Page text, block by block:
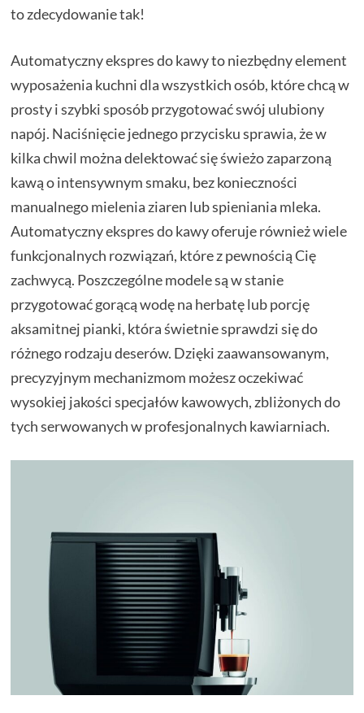
to zdecydowanie tak!
Automatyczny ekspres do kawy to niezbędny element
wyposażenia kuchni dla wszystkich osób, które chcą w
prosty i szybki sposób przygotować swój ulubiony
napój. Naciśnięcie jednego przycisku sprawia, że w
kilka chwil można delektować się świeżo zaparzoną
kawą o intensywnym smaku, bez konieczności
manualnego mielenia ziaren lub spieniania mleka.
Automatyczny ekspres do kawy oferuje również wiele
funkcjonalnych rozwiązań, które z pewnością Cię
zachwycą. Poszczególne modele są w stanie
przygotować gorącą wodę na herbatę lub porcję
aksamitnej pianki, która świetnie sprawdzi się do
różnego rodzaju deserów. Dzięki zaawansowanym,
precyzyjnym mechanizmom możesz oczekiwać
wysokiej jakości specjałów kawowych, zbliżonych do
tych serwowanych w profesjonalnych kawiarniach.